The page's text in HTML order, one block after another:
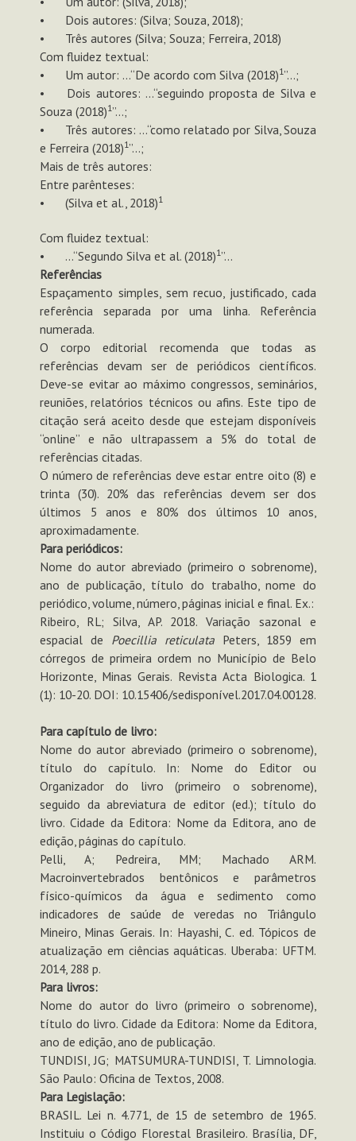
•
Dois autores: (Silva; Souza, 2018);
•
Três autores (Silva; Souza; Ferreira, 2018)
Com fluidez textual:
•
Um autor: …“De acordo com Silva (2018)1”…;
•
Dois autores: …“seguindo proposta de Silva e
Souza (2018)1”…;
•
Três autores: …“como relatado por Silva, Souza
e Ferreira (2018)1”…;
Mais de três autores:
Entre parênteses:
•
(Silva et al., 2018)1
Com fluidez textual:
•
…“Segundo Silva et al. (2018)1”…
Referências
Espaçamento simples, sem recuo, justificado, cada
referência separada por uma linha. Referência
numerada.
O corpo editorial recomenda que todas as
referências devam ser de periódicos científicos.
Deve-se evitar ao máximo congressos, seminários,
reuniões, relatórios técnicos ou afins. Este tipo de
citação será aceito desde que estejam disponíveis
“online” e não ultrapassem a 5% do total de
referências citadas.
O número de referências deve estar entre oito (8) e
trinta (30). 20% das referências devem ser dos
últimos 5 anos e 80% dos últimos 10 anos,
aproximadamente.
Para periódicos:
Nome do autor abreviado (primeiro o sobrenome),
ano de publicação, título do trabalho, nome do
periódico, volume, número, páginas inicial e final. Ex.:
Ribeiro, RL; Silva, AP. 2018. Variação sazonal e
espacial de Poecillia reticulata Peters, 1859 em
córregos de primeira ordem no Município de Belo
Horizonte, Minas Gerais. Revista Acta Biologica. 1
(1): 10-20. DOI: 10.15406/sedisponível.2017.04.00128.
Para capítulo de livro:
Nome do autor abreviado (primeiro o sobrenome),
título do capítulo. In: Nome do Editor ou
Organizador do livro (primeiro o sobrenome),
seguido da abreviatura de editor (ed.); título do
livro. Cidade da Editora: Nome da Editora, ano de
edição, páginas do capítulo.
Pelli, A; Pedreira, MM; Machado ARM.
Macroinvertebrados bentônicos e parâmetros
físico-químicos da água e sedimento como
indicadores de saúde de veredas no Triângulo
Mineiro, Minas Gerais. In: Hayashi, C. ed. Tópicos de
atualização em ciências aquáticas. Uberaba: UFTM.
2014, 288 p.
Para livros:
Nome do autor do livro (primeiro o sobrenome),
título do livro. Cidade da Editora: Nome da Editora,
ano de edição, ano de publicação.
TUNDISI, JG; MATSUMURA-TUNDISI, T. Limnologia.
São Paulo: Oficina de Textos, 2008.
Para Legislação:
BRASIL. Lei n. 4.771, de 15 de setembro de 1965.
Instituiu o Código Florestal Brasileiro. Brasília, DF,